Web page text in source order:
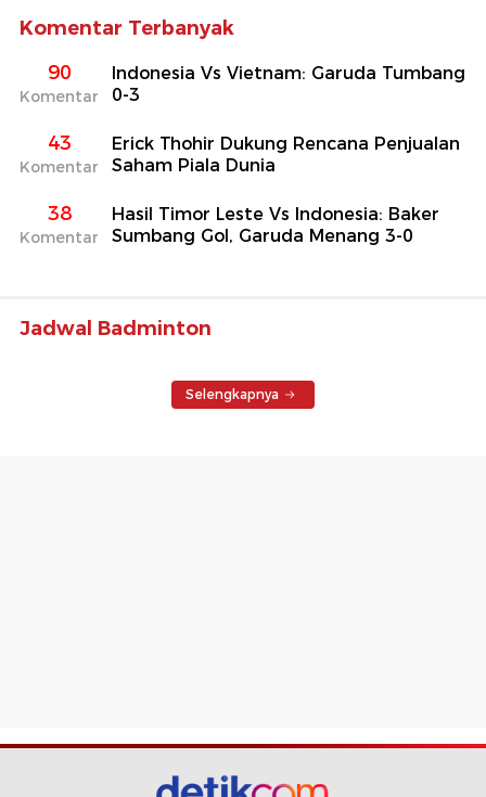
Komentar Terbanyak
90
Komentar
Indonesia Vs Vietnam: Garuda Tumbang
0-3
43
Komentar
Erick Thohir Dukung Rencana Penjualan
Saham Piala Dunia
38
Komentar
Hasil Timor Leste Vs Indonesia: Baker
Sumbang Gol, Garuda Menang 3-0
Jadwal Badminton
Selengkapnya